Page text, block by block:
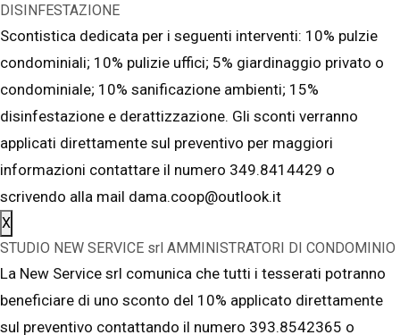
DISINFESTAZIONE
Scontistica dedicata per i seguenti interventi: 10% pulzie
condominiali; 10% pulizie uffici; 5% giardinaggio privato o
condominiale; 10% sanificazione ambienti; 15%
disinfestazione e derattizzazione. Gli sconti verranno
applicati direttamente sul preventivo per maggiori
informazioni contattare il numero 349.8414429 o
scrivendo alla mail dama.coop@outlook.it
X
STUDIO NEW SERVICE srl AMMINISTRATORI DI CONDOMINIO
La New Service srl comunica che tutti i tesserati potranno
beneficiare di uno sconto del 10% applicato direttamente
sul preventivo contattando il numero 393.8542365 o